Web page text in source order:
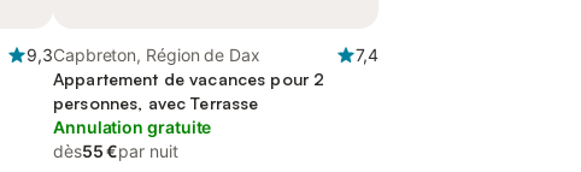
9,3Capbreton, Région de Dax
7,4
Appartement de vacances pour 2
personnes, avec Terrasse
Annulation gratuite
dès55 €par nuit